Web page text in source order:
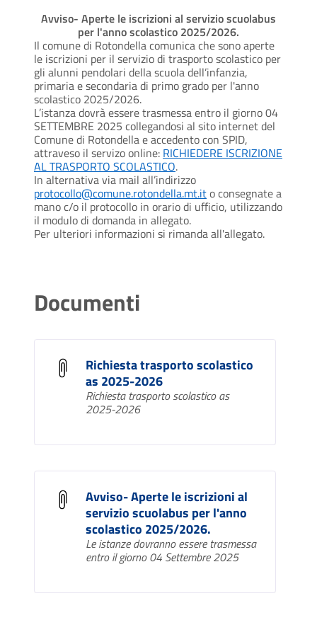
Avviso- Aperte le iscrizioni al servizio scuolabus
per l'anno scolastico 2025/2026.
Il comune di Rotondella comunica che sono aperte
le iscrizioni per il servizio di trasporto scolastico per
gli alunni pendolari della scuola dell’infanzia,
primaria e secondaria di primo grado per l'anno
scolastico 2025/2026.
L’istanza dovrà essere trasmessa entro il giorno 04
SETTEMBRE 2025 collegandosi al sito internet del
Comune di Rotondella e accedento con SPID,
attraveso il servizo online: RICHIEDERE ISCRIZIONE
AL TRASPORTO SCOLASTICO.
In alternativa via mail all’indirizzo
protocollo@comune.rotondella.mt.ito consegnate a
mano c/o il protocollo in orario di ufficio, utilizzando
il modulo di domanda in allegato.
Per ulteriori informazioni si rimanda all'allegato.
Documenti
Richiesta trasporto scolastico
as 2025-2026
Richiesta trasporto scolastico as
2025-2026
Avviso- Aperte le iscrizioni al
servizio scuolabus per l'anno
scolastico 2025/2026.
Le istanze dovranno essere trasmessa
entro il giorno 04 Settembre 2025